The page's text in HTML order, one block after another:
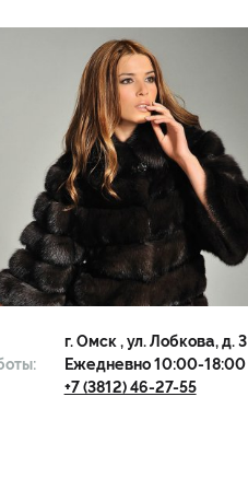
г.Омск , ул. Лобкова, д. 3
Ежедневно 10:00-18:00
+7 (3812) 46-27-55